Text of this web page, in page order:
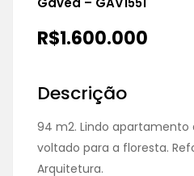
R$1.600.000
Descrição
94 m2. Lindo apartamento
voltado para a floresta.
Arquitetura.